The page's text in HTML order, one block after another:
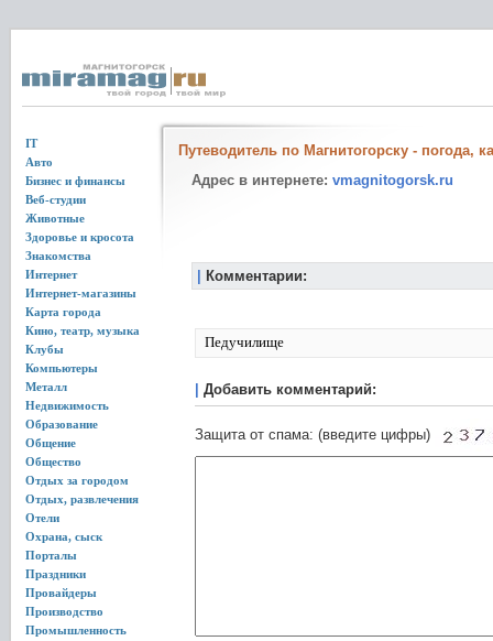
IT
Авто
Бизнес и финансы
Веб-студии
Животные
Здоровье и кросота
Знакомства
Интернет
Интернет-магазины
Карта города
Кино, театр, музыка
Клубы
Компьютеры
Металл
Недвижимость
Образование
Общение
Общество
Отдых за городом
Отдых, развлечения
Отели
Охрана, сыск
Порталы
Праздники
Провайдеры
Производство
Промышленность
Путеводитель по Магнитогорску - погода,
Адрес в интернете: vmagnitogorsk.ru
Комментарии:
Педучилище
Добавить комментарий:
Защита от спама: (введите цифры)